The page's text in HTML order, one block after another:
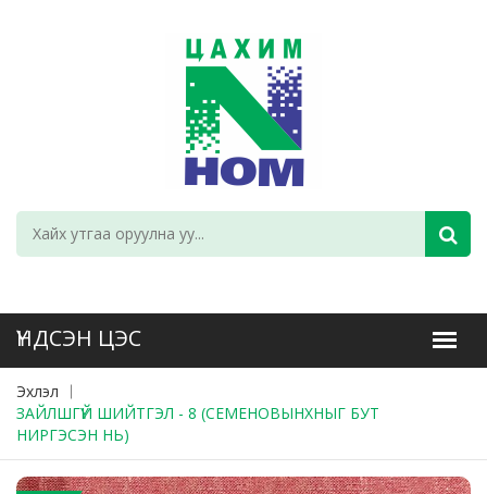
Эхлэл
ЗАЙЛШГҮЙ ШИЙТГЭЛ - 8 (СЕМЕНОВЫНХНЫГ БУТ
НИРГЭСЭН НЬ)